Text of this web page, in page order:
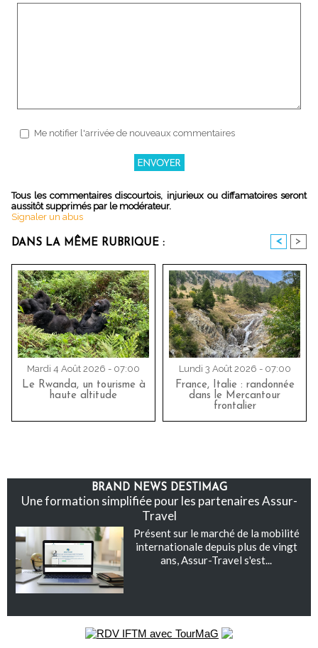
Me notifier l'arrivée de nouveaux commentaires
Tous les commentaires discourtois, injurieux ou diffamatoires seront
aussitôt supprimés par le modérateur.
Signaler un abus
DANS LA MÊME RUBRIQUE : < >
Mardi 4 Août 2026 - 07:00
Le Rwanda, un tourisme à
haute altitude
Lundi 3 Août 2026 - 07:00
France, Italie : randonnée
dans le Mercantour
frontalier
BRAND NEWS DESTIMAG
Une formation simplifiée pour les partenaires Assur-
Travel
Présent sur le marché de la mobilité
internationale depuis plus de vingt
ans, Assur-Travel s'est...